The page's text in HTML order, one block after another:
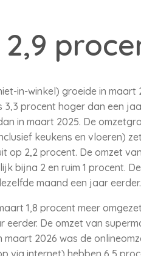
in-winkel) groeide in maart
procent hoger dan een
in maart 2025. De
keukens en vloeren)
2,2 procent. De omzet
bijna 2 en ruim 1 procent.
maand een jaar eerder.
1,8 procent meer
De omzet van
2026 was de
via internet) hebben 6,5